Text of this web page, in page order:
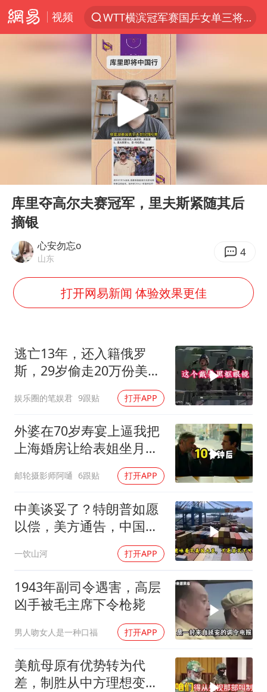
视频
WTT横滨冠军赛国乒女单三将晋级四强
光影经济撬动暑期消费新蓝海
新疆优化调整景区内自驾服务费
全民健身事业高质量发展
台当局重金为“台独”织“皇帝新衣”
白海豚将正面袭击贯穿浙江
黄金牛市回来了吗
酒店花洒现排泄物住客索赔遭拒
杭州全市有序停课
乐享全民健身 共筑健康中国
Play
库里夺高尔夫赛冠军，里夫斯紧随其后
摘银
心安勿忘o
山东 4
打开网易新闻 体验效果更佳
逃亡13年，还入籍俄罗
斯，29岁偷走20万份美国
娱乐圈的笔娱君 9跟贴 打开APP
外婆在70岁寿宴上逼我把
上海婚房让给表姐坐月
子，我说行转问舅舅
邮轮摄影师阿嗵 6跟贴 打开APP
中美谈妥了？特朗普如愿
以偿，美方通告，中国增
一饮山河 打开APP
1943年副司令遇害，高层
凶手被毛主席下令枪毙
男人吻女人是一种口福 打开APP
美航母原有优势转为代
差，制胜从中方理想变为